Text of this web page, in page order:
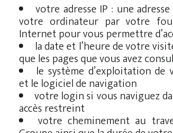
votre adresse IP : une
votre ordinateur par votre
Internet pour vous permettre
la date et l’heure de votre
que les pages que vous avez
le système d’exploitation
et le logiciel de navigation
votre login si vous naviguez
accès restreint
votre cheminement au